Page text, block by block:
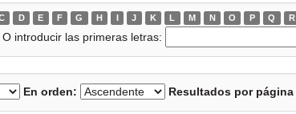
D E F G H I J K L M N O P Q R
O introducir las primeras letras:
En orden: Resultados por página